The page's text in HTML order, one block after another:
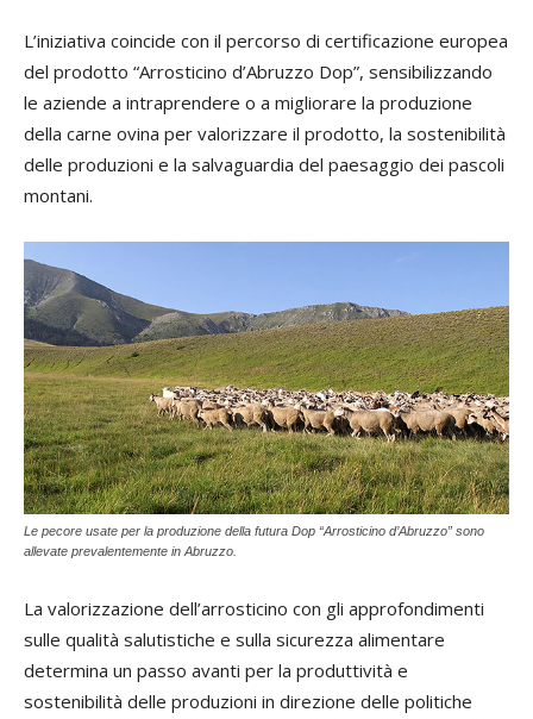
L’iniziativa coincide con il percorso di certificazione europea
del prodotto “Arrosticino d’Abruzzo Dop”, sensibilizzando
le aziende a intraprendere o a migliorare la produzione
della carne ovina per valorizzare il prodotto, la sostenibilità
delle produzioni e la salvaguardia del paesaggio dei pascoli
montani.
Le pecore usate per la produzione della futura Dop “Arrosticino d’Abruzzo” sono
allevate prevalentemente in Abruzzo.
La valorizzazione dell’arrosticino con gli approfondimenti
sulle qualità salutistiche e sulla sicurezza alimentare
determina un passo avanti per la produttività e
sostenibilità delle produzioni in direzione delle politiche